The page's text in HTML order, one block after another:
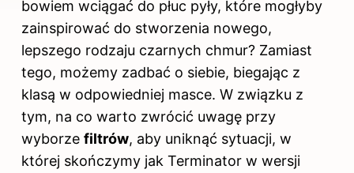
bowiem wciągać do płuc pyły, które mogłyby
zainspirować do stworzenia nowego,
lepszego rodzaju czarnych chmur? Zamiast
tego, możemy zadbać o siebie, biegając z
klasą w odpowiedniej masce. W związku z
tym, na co warto zwrócić uwagę przy
wyborze filtrów, aby uniknąć sytuacji, w
której skończymy jak Terminator w wersji